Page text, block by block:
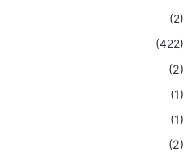
(2)
(422)
(2)
(1)
(1)
(2)